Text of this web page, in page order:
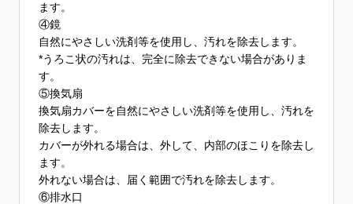
ます。
④鏡
自然にやさしい洗剤等を使用し、汚れを除去します。
*うろこ状の汚れは、完全に除去できない場合がありま
す。
⑤換気扇
換気扇カバーを自然にやさしい洗剤等を使用し、汚れを
除去します。
カバーが外れる場合は、外して、内部のほこりを除去し
ます。
外れない場合は、届く範囲で汚れを除去します。
⑥排水口